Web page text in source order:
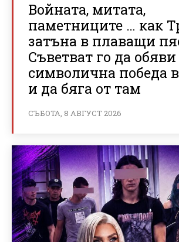
Войната, митата,
паметниците … как
затъна в плаващи
Съветват го да обяви
символична победа
и да бяга от там
СЪБОТА, 8 АВГУСТ 2026